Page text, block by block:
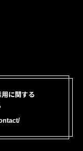
に関する